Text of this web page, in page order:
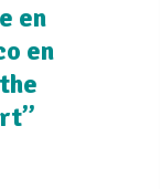
en
en